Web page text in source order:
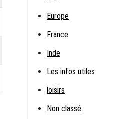
Europe
France
Inde
Les infos utiles
loisirs
Non classé